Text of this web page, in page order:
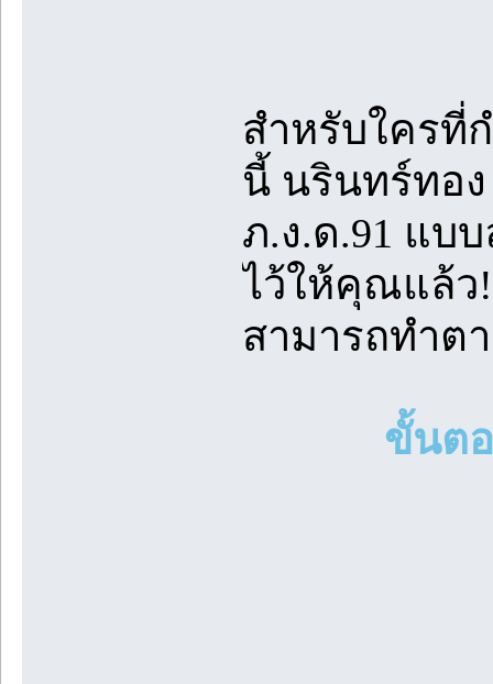
สำหรับใครที่
นี้ นรินทร์ทอ
ภ.ง.ด.91 แบบ
ไว้ให้คุณแล้ว
สามารถทำต
ขั้นต